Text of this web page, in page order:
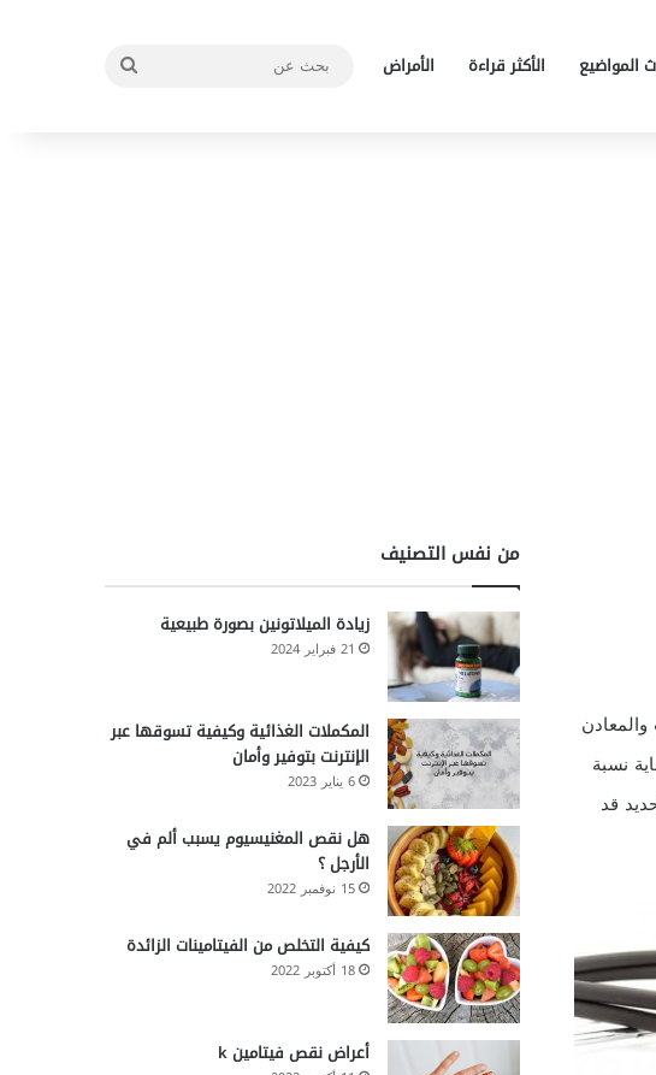
المواضيع الأكثر قراءة الأمراض
نسبة
قد
من نفس التصنيف
زيادة الميلاتونين بصورة طبيعية
21 فبراير 2024
المكملات الغذائية وكيفية تسوقها عبر
الإنترنت بتوفير وأمان
6 يناير 2023
هل نقص المغنيسيوم يسبب ألم في
الأرجل ؟
15 نوفمبر 2022
كيفية التخلص من الفيتامينات الزائدة
18 أكتوبر 2022
أعراض نقص فيتامين k